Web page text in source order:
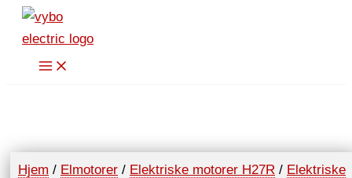
Hopp
rett
Hjem / Elmotorer / Elektriske motorer H27R / Elektriske